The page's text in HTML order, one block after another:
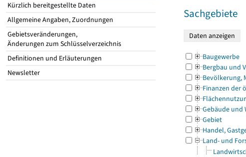
Kürzlich bereitgestellte Daten
Allgemeine Angaben, Zuordnungen
Gebietsveränderungen,
Änderungen zum Schlüsselverzeichnis
Definitionen und Erläuterungen
Newsletter
Sachgebiete
Baugewerbe
Bergbau und
Bevölkerung,
Finanzen der
Gebäude und
Gebiet
Handel,
Land- und